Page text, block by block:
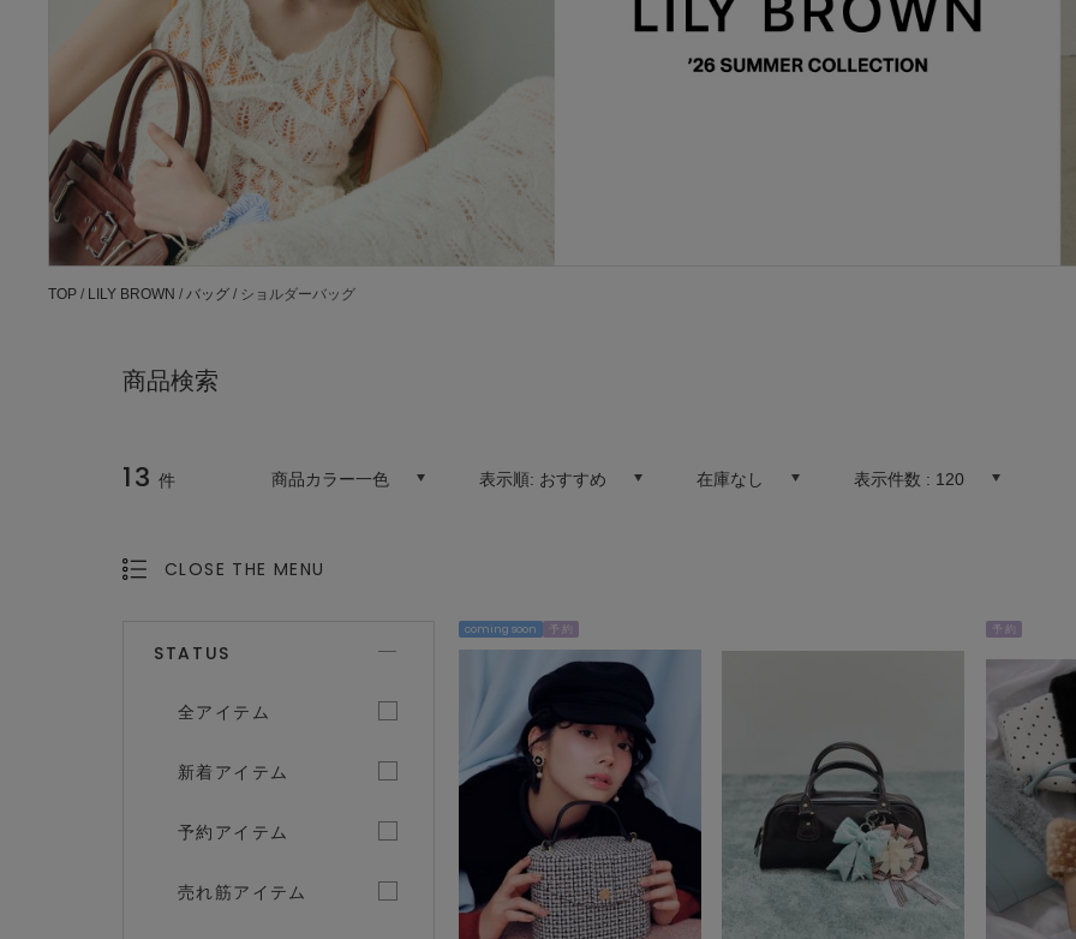
TOP / LILY BROWN / バッグ / ショルダーバッグ
商品検索
13 件 商品カラー一色 表示順: おすすめ 在庫なし 表示件数 : 120
CLOSE THE MENU
STATUS
全アイテム
新着アイテム
予約アイテム
売れ筋アイテム
coming soon 予 約 予 約